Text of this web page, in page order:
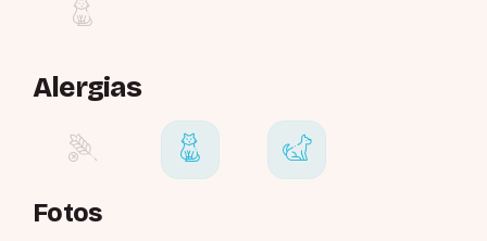
Alergias
Fotos